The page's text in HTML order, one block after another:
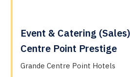
Event & Catering
Centre Point Prestige
Grande Centre Point Hotels